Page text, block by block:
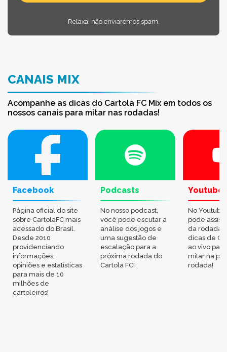
Relaxa, não enviaremos spam.
CANAIS MIX
Acompanhe as dicas do Cartola FC Mix em todos os
nossos canais para mitar nas rodadas!
Facebook
Página oficial do site
sobre CartolaFC mais
acessado do Brasil.
Desde 2010
providenciando
informações,
opiniões e estatísticas
para mais de 10
milhões de
cartoleiros!
Podcasts
No nosso podcast,
você pode escutar a
análise dos jogos e
uma sugestão de
escalação para a
próxima rodada do
Cartola FC!
Youtube
No
pode
da rodada,
dicas de
ao vivo
mitar na
rodada!